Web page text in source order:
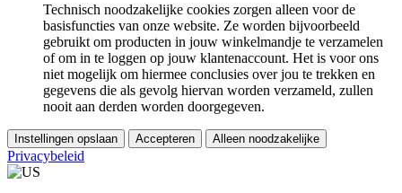
Technisch noodzakelijke cookies zorgen alleen voor de
basisfuncties van onze website. Ze worden bijvoorbeeld
gebruikt om producten in jouw winkelmandje te verzamelen
of om in te loggen op jouw klantenaccount. Het is voor ons
niet mogelijk om hiermee conclusies over jou te trekken en
gegevens die als gevolg hiervan worden verzameld, zullen
nooit aan derden worden doorgegeven.
Instellingen opslaan Accepteren Alleen noodzakelijke
Privacybeleid